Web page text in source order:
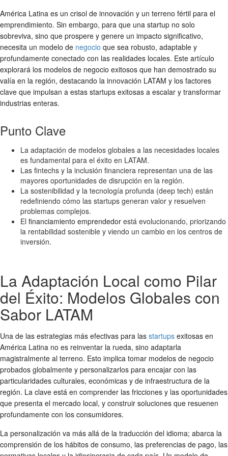
América Latina es un crisol de innovación y un terreno fértil para el
emprendimiento. Sin embargo, para que una startup no solo
sobreviva, sino que prospere y genere un impacto significativo,
necesita un modelo de negocio que sea robusto, adaptable y
profundamente conectado con las realidades locales. Este artículo
explorará los modelos de negocio exitosos que han demostrado su
valía en la región, destacando la innovación LATAM y los factores
clave que impulsan a estas startups exitosas a escalar y transformar
industrias enteras.
Punto Clave
La adaptación de modelos globales a las necesidades locales
es fundamental para el éxito en LATAM.
Las fintechs y la inclusión financiera representan una de las
mayores oportunidades de disrupción en la región.
La sostenibilidad y la tecnología profunda (deep tech) están
redefiniendo cómo las startups generan valor y resuelven
problemas complejos.
El financiamiento emprendedor está evolucionando, priorizando
la rentabilidad sostenible y viendo un cambio en los centros de
inversión.
La Adaptación Local como Pilar
del Éxito: Modelos Globales con
Sabor LATAM
Una de las estrategias más efectivas para las startups exitosas en
América Latina no es reinventar la rueda, sino adaptarla
magistralmente al terreno. Esto implica tomar modelos de negocio
probados globalmente y personalizarlos para encajar con las
particularidades culturales, económicas y de infraestructura de la
región. La clave está en comprender las fricciones y las oportunidades
que presenta el mercado local, y construir soluciones que resuenen
profundamente con los consumidores.
La personalización va más allá de la traducción del idioma; abarca la
comprensión de los hábitos de consumo, las preferencias de pago, las